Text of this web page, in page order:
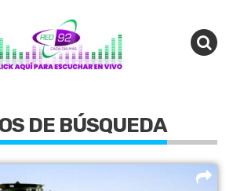
DE BÚSQUEDA